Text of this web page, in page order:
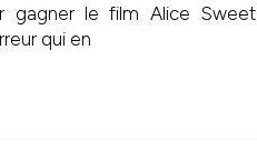
gagner le film Alice Sweet
qui en